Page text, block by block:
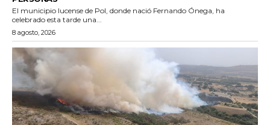
El municipio lucense de Pol, donde nació Fernando Ónega, ha
celebrado esta tarde una...
8 agosto, 2026